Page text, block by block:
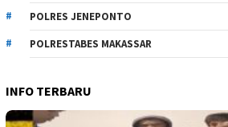
POLRES JENEPONTO
POLRESTABES MAKASSAR
INFO TERBARU